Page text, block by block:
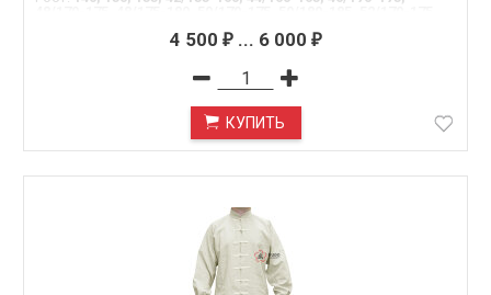
4 500 ₽... 6 000 ₽
КУПИТЬ